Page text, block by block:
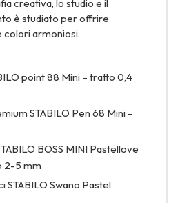
creativa, lo studio e il
è studiato per offrire
colori armoniosi.
point 88 Mini – tratto 0,4
STABILO Pen 68 Mini –
BOSS MINI Pastellove
2-5 mm
STABILO Swano Pastel